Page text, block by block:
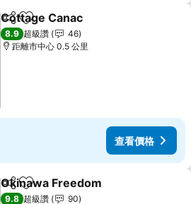
分享 加入我的最愛
Cottage Canac
8.9 超級讚
46
距離市中心 0.5 公里
查看價格
分享 加入我的最愛
Okinawa Freedom
9.8 超級讚 90